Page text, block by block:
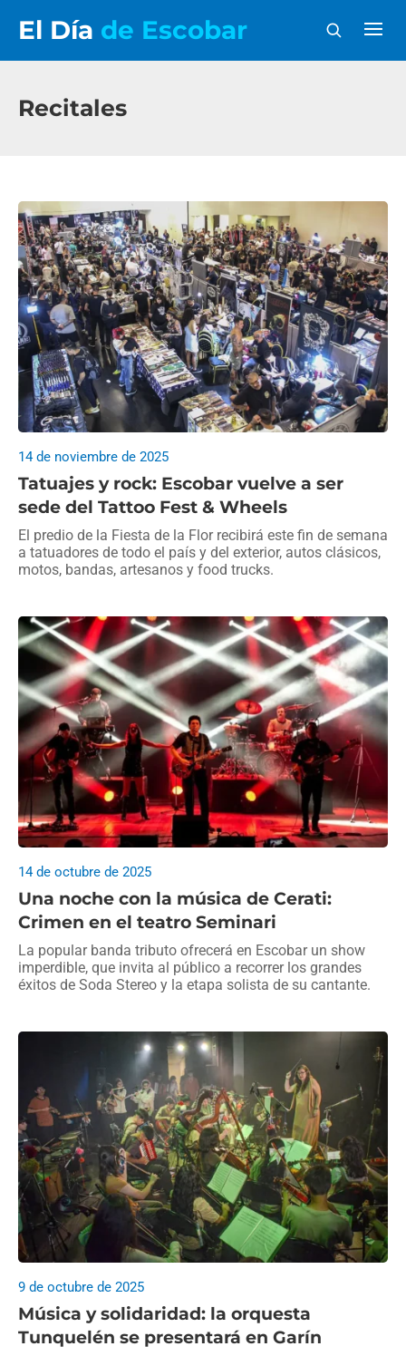
El Día de Escobar
Recitales
Tatuajes y rock: Escobar vuelve a ser
sede del Tattoo Fest & Wheels
14 de noviembre de 2025
El predio de la Fiesta de la Flor recibirá este fin de semana
a tatuadores de todo el país y del exterior, autos clásicos,
motos, bandas, artesanos y food trucks.
Una noche con la música de Cerati:
Crimen en el teatro Seminari
14 de octubre de 2025
La popular banda tributo ofrecerá en Escobar un show
imperdible, que invita al público a recorrer los grandes
éxitos de Soda Stereo y la etapa solista de su cantante.
Música y solidaridad: la orquesta
Tunquelén se presentará en Garín
9 de octubre de 2025